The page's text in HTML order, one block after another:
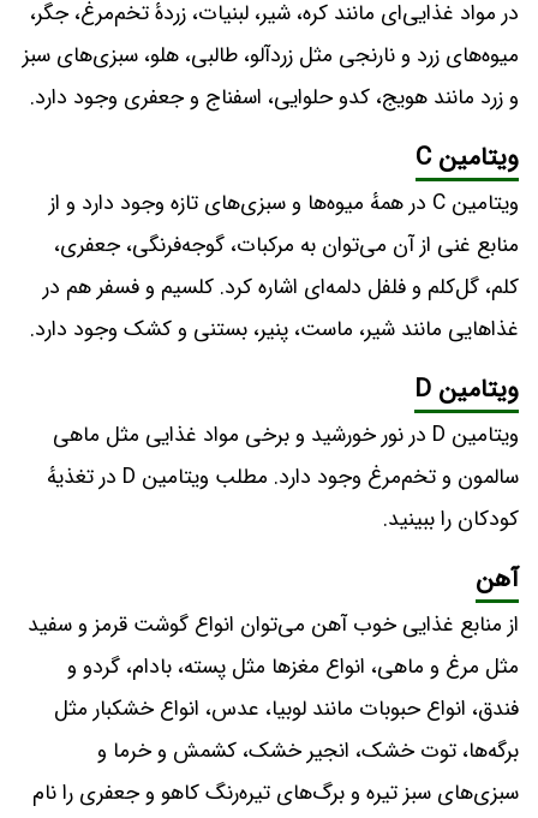
در مواد غذایی‌ای مانند کره، شیر، لبنیات، زردهٔ تخم‌مرغ، جگر،
میوه‌های زرد و نارنجی مثل زردآلو، طالبی، هلو، سبزی‌های سبز
و زرد مانند هویج، کدو حلوایی، اسفناج و جعفری وجود دارد.
ویتامین C
ویتامین C در همهٔ میوه‌ها و سبزی‌های تازه وجود دارد و از
منابع غنی از آن می‌‌توان به مرکبات، گوجه‌فرنگی، جعفری،
کلم، گل‌کلم و فلفل دلمه‌ای اشاره کرد. کلسیم و فسفر هم در
غذاهایی مانند شیر، ماست، پنیر، بستنی و کشک وجود دارد.
ویتامین D
ویتامین D در نور خورشید و برخی مواد غذایی مثل ماهی
سالمون و تخم‌مرغ وجود دارد. مطلب ویتامین D در تغذیهٔ
کودکان را ببینید.
آهن
از منابع غذایی خوب آهن می‌توان انواع گوشت قرمز و سفید
مثل مرغ و ماهی، انواع مغزها مثل پسته، بادام، گردو و
فندق، انواع حبوبات مانند لوبیا، عدس، انواع خشکبار مثل
برگه‌ها، توت خشک، انجیر خشک، کشمش و خرما و
سبزی‌های سبز تیره و برگ‌های تیره‌رنگ کاهو و جعفری را نام